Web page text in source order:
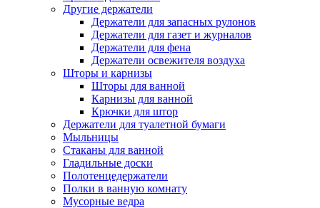
Другие держатели
Держатели для запасных рулонов
Держатели для газет и журналов
Держатели для фена
Держатели освежителя воздуха
Шторы и карнизы
Шторы для ванной
Карнизы для ванной
Крючки для штор
Держатели для туалетной бумаги
Мыльницы
Стаканы для ванной
Гладильные доски
Полотенцедержатели
Полки в ванную комнату
Мусорные ведра